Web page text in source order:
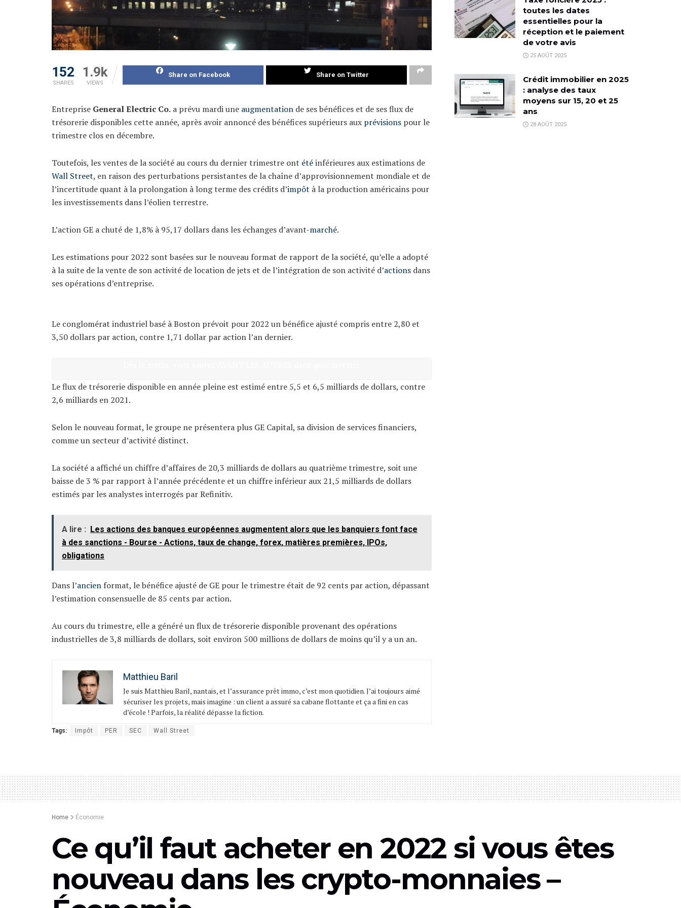
152
SHARES
1.9k
VIEWS
Share on Facebook Share on Twitter
Entreprise General Electric Co. a prévu mardi une augmentation de ses bénéfices et de ses flux de
trésorerie disponibles cette année, après avoir annoncé des bénéfices supérieurs aux prévisions pour le
trimestre clos en décembre.
Toutefois, les ventes de la société au cours du dernier trimestre ont étéinférieures aux estimations de
Wall Street, en raison des perturbations persistantes de la chaîne d’approvisionnement mondiale et de
l’incertitude quant à la prolongation à long terme des crédits d’impôt à la production américains pour
les investissements dans l’éolien terrestre.
L’action GE a chuté de 1,8% à 95,17 dollars dans les échanges d’avant-marché.
Les estimations pour 2022 sont basées sur le nouveau format de rapport de la société, qu’elle a adopté
à la suite de la vente de son activité de location de jets et de l’intégration de son activité d’actions dans
ses opérations d’entreprise.
Le conglomérat industriel basé à Boston prévoit pour 2022 un bénéfice ajusté compris entre 2,80 et
3,50 dollars par action, contre 1,71 dollar par action l’an dernier.
Le flux de trésorerie disponible en année pleine est estimé entre 5,5 et 6,5 milliards de dollars, contre
2,6 milliards en 2021.
Selon le nouveau format, le groupe ne présentera plus GE Capital, sa division de services financiers,
comme un secteur d’activité distinct.
La société a affiché un chiffre d’affaires de 20,3 milliards de dollars au quatrième trimestre, soit une
baisse de 3 % par rapport à l’année précédente et un chiffre inférieur aux 21,5 milliards de dollars
estimés par les analystes interrogés par Refinitiv.
A lire :
Les actions des banques européennes augmentent alors que les banquiers font face
à des sanctions - Bourse - Actions, taux de change, forex, matières premières, IPOs,
obligations
Dans l’ancien format, le bénéfice ajusté de GE pour le trimestre était de 92 cents par action, dépassant
l’estimation consensuelle de 85 cents par action.
Au cours du trimestre, elle a généré un flux de trésorerie disponible provenant des opérations
industrielles de 3,8 milliards de dollars, soit environ 500 millions de dollars de moins qu’il y a un an.
Matthieu Baril
Je suis Matthieu Baril, nantais, et l’assurance prêt immo, c’est mon quotidien. J’ai toujours aimé
sécuriser les projets, mais imagine : un client a assuré sa cabane flottante et ça a fini en cas
d’école ! Parfois, la réalité dépasse la fiction.
Tags: Impôt PER SEC Wall Street
toutes les dates
essentielles pour la
réception et le paiement
de votre avis
25 AOÛT 2025
Crédit immobilier en 2025
: analyse des taux
moyens sur 15, 20 et 25
ans
28 AOÛT 2025
Home Économie
Ce qu’il faut acheter en 2022 si vous êtes
nouveau dans les crypto-monnaies –